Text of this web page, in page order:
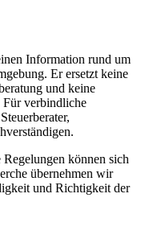
Information rund um
Er ersetzt keine
und keine
verbindliche
können sich
übernehmen wir
und Richtigkeit der